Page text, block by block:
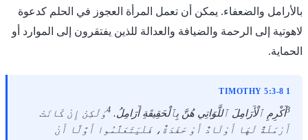
بالأرامل والضعفاء. يمكن أن تعمل المرأة العجوز في الحلم كدعوة
لاهوتية إلى الرحمة والضيافة والعدالة للذين يفتقرون إلى الموارد أو
الحماية.
1 TIMOTHY 5:3-8
3أَكْرِمِ ٱلْأَرَامِلَ ٱللَّوَاتِي هُنَّ بِٱلْحَقِيقَةِ أَرَامِلُ. 4وَلَكِنْ إِنْ كَانَتْ
أَرْمَلَةٌ لَهَا أَوْلَادٌ أَوْ حَفَدَةٌ، فَلْيَتَعَلَّمُوا أَوَّلًا أَنْ